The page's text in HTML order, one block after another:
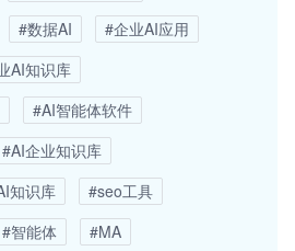
#数据AI
#企业AI应用
AI知识库
#AI智能体软件
#AI企业知识库
知识库
#seo工具
#智能体
#MA